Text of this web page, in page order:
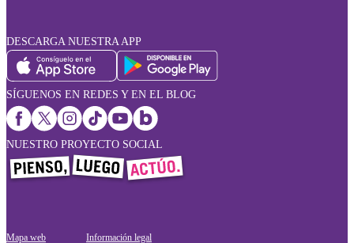
DESCARGA NUESTRA APP
SÍGUENOS EN REDES Y EN EL BLOG
NUESTRO PROYECTO SOCIAL
Mapa web Información legal